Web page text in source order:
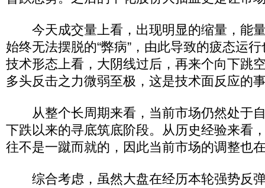
今天成交量上看，出现明显的缩量，能
始终无法摆脱的“弊病”，由此导致的疲态运
技术形态上看，大阴线过后，再来个向下跳
多头反击之力微弱至极，这是技术面反应的
从整个长周期来看，当前市场仍然处于自
下跌以来的寻底筑底阶段。从历史经验来看
往不是一蹴而就的，因此当前市场的调整也
综合考虑，虽然大盘在经历本轮强势反